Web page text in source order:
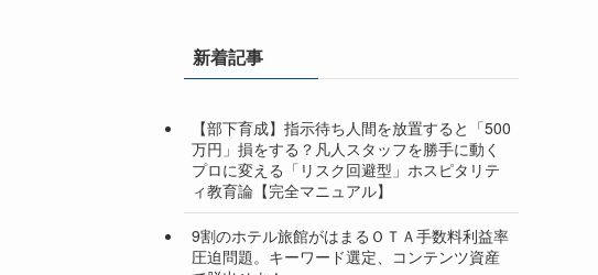
新着記事
【部下育成】指示待ち人間を放置すると「500
万円」損をする？凡人スタッフを勝手に動く
プロに変える「リスク回避型」ホスピタリテ
ィ教育論【完全マニュアル】
9割のホテル旅館がはまるＯＴＡ手数料利益率
圧迫問題。キーワード選定、コンテンツ資産